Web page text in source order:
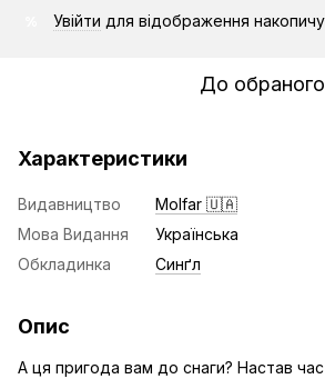
Увійти для відображення
До обраного
Характеристики
Видавництво
Molfar 🇺🇦
Мова Видання
Українська
Обкладинка
Синґл
Опис
А ця пригода вам до снаги? Настав